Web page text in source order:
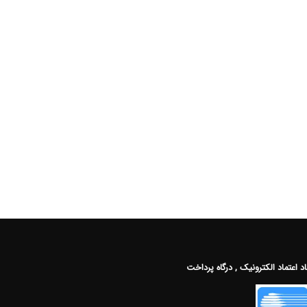
اعتماد الکترونیک , درگاه پرداخت